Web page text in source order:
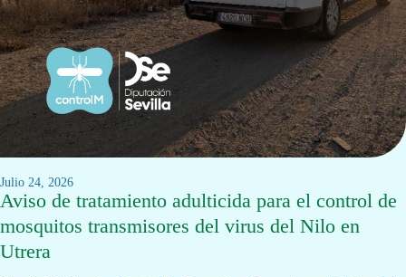
julio 24, 2026
Aviso de tratamiento adulticida para el control de
mosquitos transmisores del virus del Nilo en
Utrera